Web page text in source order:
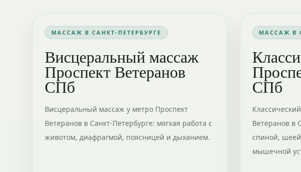
МАССАЖ В САНКТ-ПЕТЕРБУРГЕ
Висцеральный массаж
Проспект Ветеранов
СПб
Висцеральный массаж у метро Проспект
Ветеранов в Санкт-Петербурге: мягкая работа с
животом, диафрагмой, поясницей и дыханием.
МАССАЖ В
СПб
Ветеранов в
спиной,
мышечной